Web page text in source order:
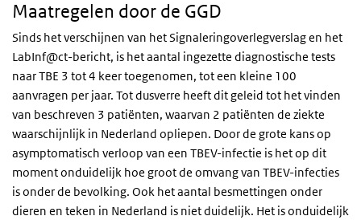
Maatregelen door de GGD
Sinds het verschijnen van het Signaleringoverlegverslag en het
LabInf@ct-bericht, is het aantal ingezette diagnostische tests
naar TBE 3 tot 4 keer toegenomen, tot een kleine 100
aanvragen per jaar. Tot dusverre heeft dit geleid tot het vinden
van beschreven 3 patiënten, waarvan 2 patiënten de ziekte
waarschijnlijk in Nederland opliepen. Door de grote kans op
asymptomatisch verloop van een TBEV-infectie is het op dit
moment onduidelijk hoe groot de omvang van TBEV-infecties
is onder de bevolking. Ook het aantal besmettingen onder
dieren en teken in Nederland is niet duidelijk. Het is onduidelijk